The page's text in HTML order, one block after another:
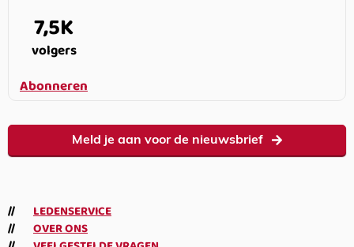
7,5K
volgers
Abonneren
Meld je aan voor de nieuwsbrief
LEDENSERVICE
OVER ONS